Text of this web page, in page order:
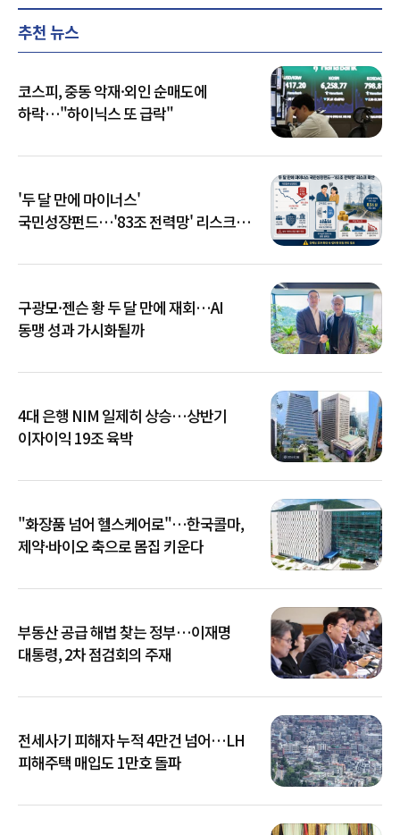
추천 뉴스
코스피, 중동 악재·외인 순매도에
하락…"하이닉스 또 급락"
'두 달 만에 마이너스'
국민성장펀드…'83조 전력망' 리스크
구광모·젠슨 황 두 달 만에 재회…AI
동맹 성과 가시화될까
4대 은행 NIM 일제히 상승…상반기
이자이익 19조 육박
"화장품 넘어 헬스케어로"…한국콜마,
제약·바이오 축으로 몸집 키운다
부동산 공급 해법 찾는 정부…이재명
대통령, 2차 점검회의 주재
전세사기 피해자 누적 4만건 넘어…LH
피해주택 매입도 1만호 돌파